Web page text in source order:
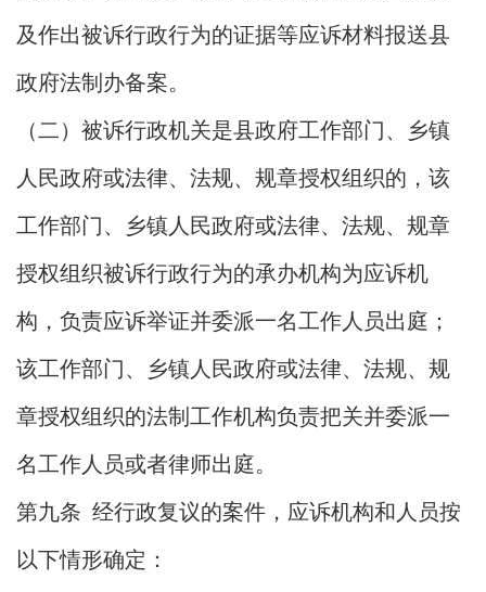
及作出被诉行政行为的证据等应诉材料报送县
政府法制办备案。
（二）被诉行政机关是县政府工作部门、乡镇
人民政府或法律、法规、规章授权组织的，该
工作部门、乡镇人民政府或法律、法规、规章
授权组织被诉行政行为的承办机构为应诉机
构，负责应诉举证并委派一名工作人员出庭；
该工作部门、乡镇人民政府或法律、法规、规
章授权组织的法制工作机构负责把关并委派一
名工作人员或者律师出庭。
第九条 经行政复议的案件，应诉机构和人员按
以下情形确定：